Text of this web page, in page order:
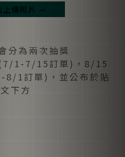
上傳照片 ⇀
分為兩次抽獎
1-7/15訂單)，8/15
1訂單)，並公布於貼
文下方